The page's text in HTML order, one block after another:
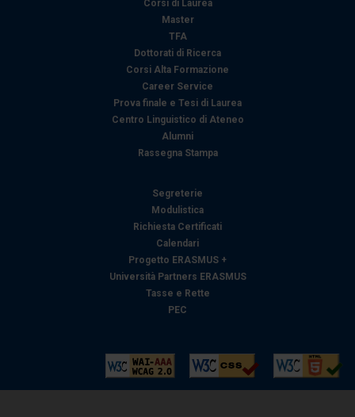
Corsi di Laurea
Master
TFA
Dottorati di Ricerca
Corsi Alta Formazione
Career Service
Prova finale e Tesi di Laurea
Centro Linguistico di Ateneo
Alumni
Rassegna Stampa
Segreterie
Modulistica
Richiesta Certificati
Calendari
Progetto ERASMUS +
Università Partners ERASMUS
Tasse e Rette
PEC